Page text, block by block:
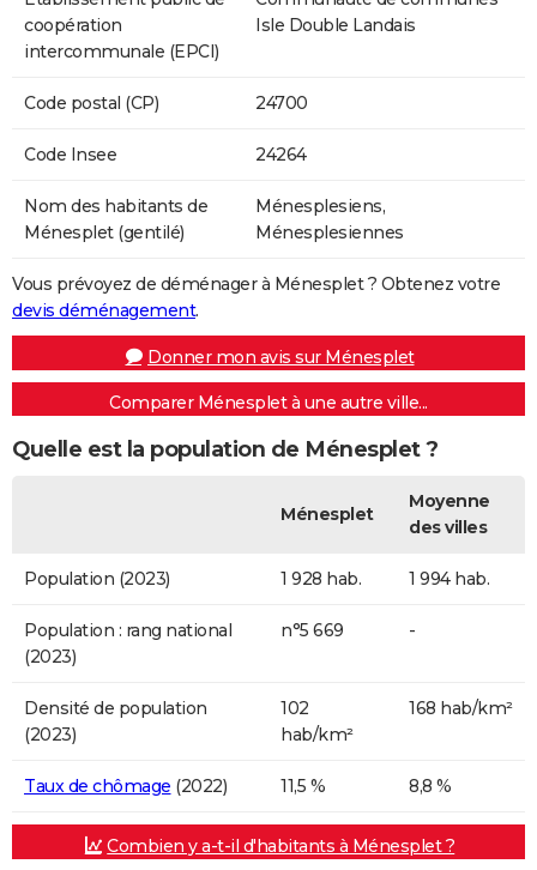
coopération
intercommunale (EPCI)
Isle Double Landais
Code postal (CP) 24700
Code Insee 24264
Nom des habitants de
Ménesplet (gentilé)
Ménesplesiens,
Ménesplesiennes
Vous prévoyez de déménager à Ménesplet ? Obtenez votre
devis déménagement.
Donner mon avis sur Ménesplet
Comparer Ménesplet à une autre ville...
Quelle est la population de Ménesplet ?
Ménesplet
Moyenne
des villes
Population (2023) 1 928 hab. 1 994 hab.
Population : rang national
(2023)
n°5 669 -
Densité de population
(2023)
102
hab/km²
168 hab/km²
Taux de chômage (2022) 11,5 % 8,8 %
Combien y a-t-il d'habitants à Ménesplet ?